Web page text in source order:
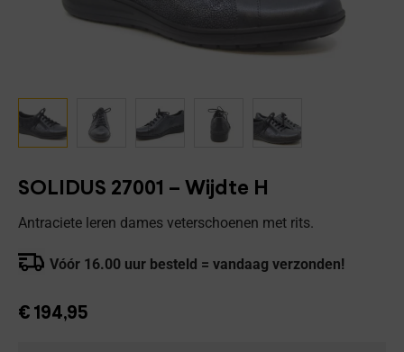
SOLIDUS 27001 – Wijdte H
Antraciete leren dames veterschoenen met rits.
Vóór 16.00 uur besteld = vandaag verzonden!
€ 194,95